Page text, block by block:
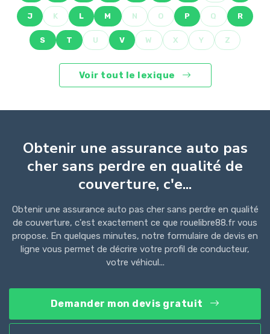
J K L M N O P Q R
S T U V W X Y Z
Voir tout le lexique
Obtenir une assurance auto pas
cher sans perdre en qualité de
couverture, c'e...
Obtenir une assurance auto pas cher sans perdre en qualité
de couverture, c'est exactement ce que rouelibre88.fr vous
propose. En quelques minutes, notre formulaire de devis en
ligne vous permet de décrire votre profil de conducteur,
votre véhicul...
Demander mon devis gratuit